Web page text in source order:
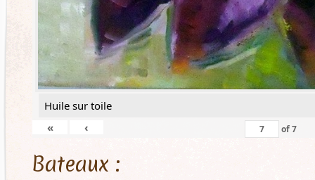
Huile sur toile
«
‹ of7
Bateaux :